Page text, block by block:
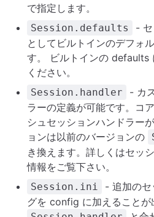
で指定します。
Session.defaults
-
としてビルトインのデフォ
す。 ビルトインの defaults
ください。
Session.handler
- カ
ラーの定義が可能です。コ
シュセッションハンドラー
ョンは以前のバージョンの
き換えます。詳しくはセッ
情報をご覧下さい。
Session.ini
- 追加の
グを config に加えることが